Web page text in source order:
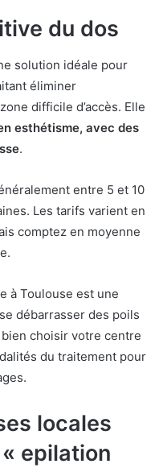
du dos
solution idéale pour
éliminer
difficile d’accès. Elle
esthétisme, avec des
.
entre 5 et 10
Les tarifs varient en
comptez en moyenne
à Toulouse est une
débarrasser des poils
choisir votre centre
du traitement pour
locales
epilation